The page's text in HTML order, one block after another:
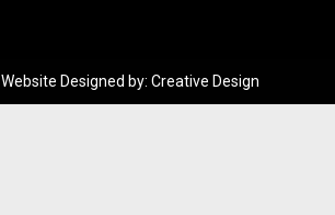
Website Designed by: Creative Design